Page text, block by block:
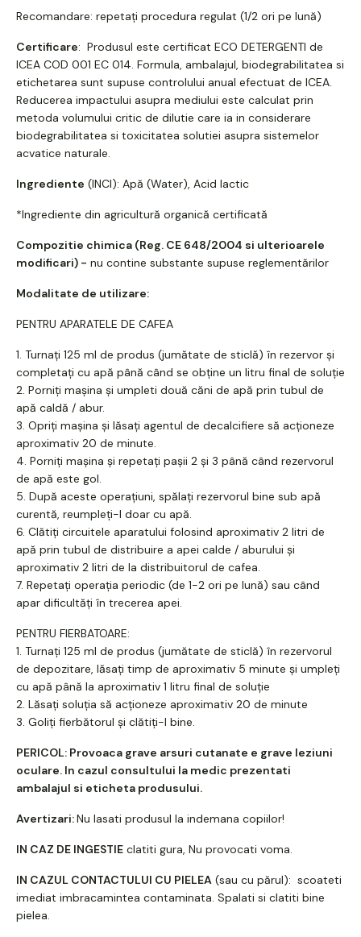
Recomandare: repetați procedura regulat (1/2 ori pe lună)
Certificare: Produsul este certificat ECO DETERGENTI de
ICEA COD 001 EC 014. Formula, ambalajul, biodegrabilitatea si
etichetarea sunt supuse controlului anual efectuat de ICEA.
Reducerea impactului asupra mediului este calculat prin
metoda volumului critic de dilutie care ia in considerare
biodegrabilitatea si toxicitatea solutiei asupra sistemelor
acvatice naturale.
Ingrediente (INCI): Apă (Water), Acid lactic
*Ingrediente din agricultură organică certificată
Compozitie chimica (Reg. CE 648/2004 si ulterioarele
modificari) - nu contine substante supuse reglementărilor
Modalitate de utilizare:
PENTRU APARATELE DE CAFEA
1. Turnați 125 ml de produs (jumătate de sticlă) în rezervor și
completați cu apă până când se obține un litru final de soluție
2. Porniți mașina și umpleti două căni de apă prin tubul de
apă caldă / abur.
3. Opriți mașina și lăsați agentul de decalcifiere să acționeze
aproximativ 20 de minute.
4. Porniți mașina și repetați pașii 2 și 3 până când rezervorul
de apă este gol.
5. După aceste operațiuni, spălați rezervorul bine sub apă
curentă, reumpleți-l doar cu apă.
6. Clătiți circuitele aparatului folosind aproximativ 2 litri de
apă prin tubul de distribuire a apei calde / aburului și
aproximativ 2 litri de la distribuitorul de cafea.
7. Repetați operația periodic (de 1-2 ori pe lună) sau când
apar dificultăți în trecerea apei.
PENTRU FIERBATOARE:
1. Turnați 125 ml de produs (jumătate de sticlă) în rezervorul
de depozitare, lăsați timp de aproximativ 5 minute și umpleți
cu apă până la aproximativ 1 litru final de soluție
2. Lăsați soluția să acționeze aproximativ 20 de minute
3. Goliți fierbătorul și clătiți-l bine.
PERICOL: Provoaca grave arsuri cutanate e grave leziuni
oculare. In cazul consultului la medic prezentati
ambalajul si eticheta produsului.
Avertizari:Nu lasati produsul la indemana copiilor!
IN CAZ DE INGESTIE clatiti gura, Nu provocati voma.
IN CAZUL CONTACTULUI CU PIELEA (sau cu părul): scoateti
imediat imbracamintea contaminata. Spalati si clatiti bine
pielea.